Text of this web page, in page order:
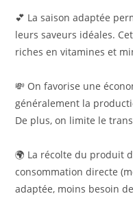
💕 La saison adaptée
leurs saveurs idéales.
riches en vitamines et
💸 On favorise une
généralement la
De plus, on limite le
🌍 La récolte du produit
consommation directe
adaptée, moins besoin